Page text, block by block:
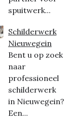
spuitwerk...
Schilderwerk
Nieuwegein
Bent u op zoek
naar
professioneel
schilderwerk
in Nieuwegein?
Een...